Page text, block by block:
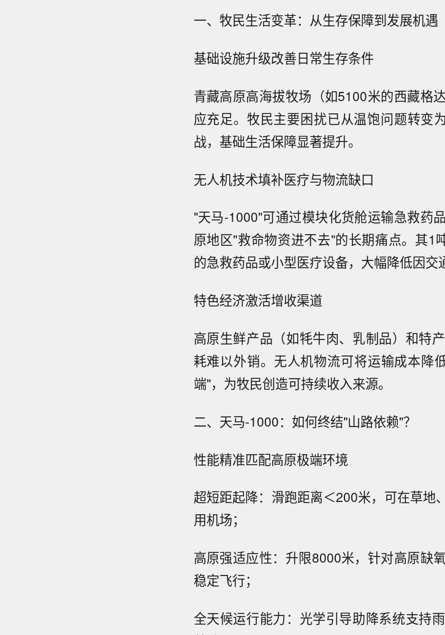
一、牧民生活变革：从生存保障到发展机遇
基础设施升级改善日常生存条件
青藏高原高海拔牧场（如5100米的西藏格
应充足。牧民主要困扰已从温饱问题转变
战，基础生活保障显著提升。
无人机技术填补医疗与物流缺口
"天马-1000"可通过模块化货舱运输急救药
原地区"救命物资进不去"的长期痛点。其1
的急救药品或小型医疗设备，大幅降低因交
特色经济激活增收渠道
高原生鲜产品（如牦牛肉、乳制品）和特
耗难以外销。无人机物流可将运输成本降
端"，为牧民创造可持续收入来源。
二、天马-1000：如何终结"山路依赖"？
性能精准匹配高原极端环境
超短距起降：滑跑距离＜200米，可在草地
用机场；
高原强适应性：升限8000米，针对高原缺
稳定飞行；
全天候运行能力：光学引导助降系统支持